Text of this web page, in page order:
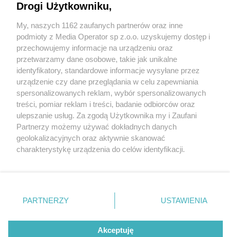
Nowe rondo powstało w Czeladzi. Teraz czas na
modernizację ulicy Bytomskiej? „Występujemy o
środki na remont”
5 / 6
Wyremontowana
nawierzchnia mostu nad
Brynicą
Wydawca mediów lokalnych
Nie zapomnij
zapoznać się z:
polityką prywatności
Twojemiasto
Piekary Śląskie
Chorzów
Tarnowskie Góry
Gliwice
Skontakuj sięz nami
Kontakt
Redakcja
Newsletter
Drogi Użytkowniku,
My, naszych 1162 zaufanych partnerów oraz inne
podmioty z Media Operator sp z.o.o. uzyskujemy dostęp i
przechowujemy informacje na urządzeniu oraz
przetwarzamy dane osobowe, takie jak unikalne
identyfikatory, standardowe informacje wysyłane przez
urządzenie czy dane przeglądania w celu zapewniania
spersonalizowanych reklam, wybór spersonalizowanych
treści, pomiar reklam i treści, badanie odbiorców oraz
ulepszanie usług. Za zgodą Użytkownika my i Zaufani
Partnerzy możemy używać dokładnych danych
geolokalizacyjnych oraz aktywnie skanować
charakterystykę urządzenia do celów identyfikacji.
zmienić/wycofać klikając przycisk ustawień prywatności
znajdujący się w lewym dolnym rogu strony
rodzaje przetwarzania danych nie wymagają zgody
użytkownika, ale masz prawo sprzeciwić się takiemu
PARTNERZY USTAWIENIA
Akceptuję